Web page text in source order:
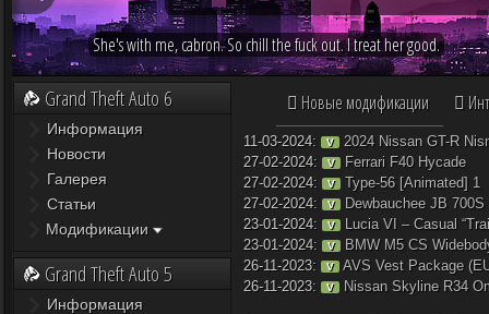
She's with me, cabron. So chill the fuck out. I treat her good.
Grand Theft Auto 6
Информация
Новости
Галерея
Статьи
Модификации
Grand Theft Auto 5
Информация
Новые модификации
11-03-2024: V
2024 Nissan GT-R
27-02-2024:
V
Ferrari F40 Hycade
27-02-2024:
V
Type-56 [Animated] 1
27-02-2024:
V
Dewbauchee JB 700S
23-01-2024:
V
Lucia VI – Casual
23-01-2024:
V
BMW M5 CS
26-11-2023:
V
AVS Vest Package
26-11-2023:
V Nissan Skyline R34